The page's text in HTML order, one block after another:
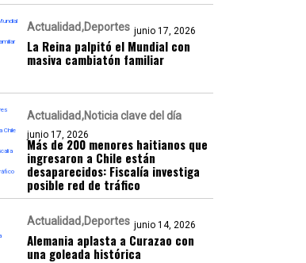
Actualidad Deportes junio 17, 2026
La Reina palpitó el Mundial con
masiva cambiatón familiar
Actualidad Noticia clave del día
junio 17, 2026
Más de 200 menores haitianos que
ingresaron a Chile están
desaparecidos: Fiscalía investiga
posible red de tráfico
Actualidad Deportes junio 14, 2026
Alemania aplasta a Curazao con
una goleada histórica